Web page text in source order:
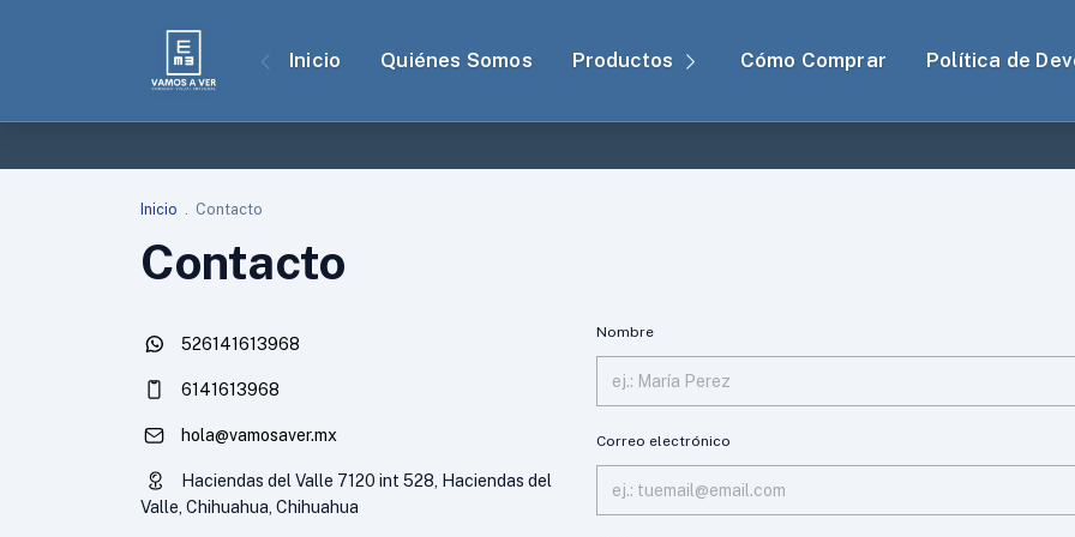
Inicio Quiénes Somos Productos Cómo Comprar Política de
Inicio . Contacto
Contacto
526141613968
6141613968
hola@vamosaver.mx
Haciendas del Valle 7120 int 528, Haciendas del
Valle, Chihuahua, Chihuahua
Nombre
Correo electrónico